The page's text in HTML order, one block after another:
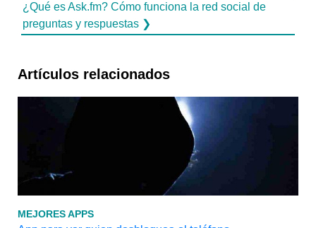
¿Qué es Ask.fm? Cómo funciona la red social de
preguntas y respuestas ❯
Artículos relacionados
MEJORES APPS